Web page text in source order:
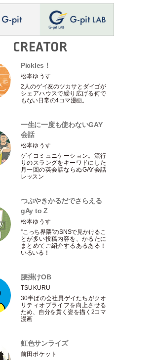
CREATOR
Pickles！
松本ゆうす
2人のゲイ友のツカサとダイゴが
シェアハウスで繰り広げる何で
もない日常の4コマ漫画。
一生に一度も使わないGAY
会話
松本ゆうす
ゲイコミュニケーション。流行
りのスラングをキーワドにした
月一回の英会話ならぬGAY会話
レッスン
つぶやきかるだでさらえる
gAy to Z
松本ゆうす
“こっち界隈”のSNSで見かけるこ
とが多い投稿内容を、かるたに
まとめてご紹介するあるある！
いるいる！
腰掛けOB
TSUKURU
30半ばの会社員ゲイたちがクオ
リティオブライフを向上させる
ため、自分を貫く姿を描く2コマ
漫画
虹色サンライズ
前田ポケット